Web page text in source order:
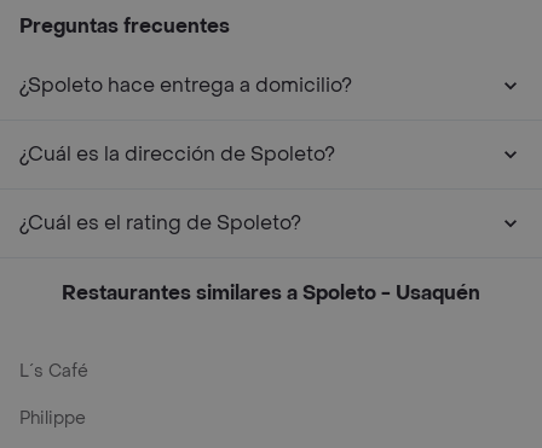
Preguntas frecuentes
¿Spoleto hace entrega a domicilio?
¿Cuál es la dirección de Spoleto?
¿Cuál es el rating de Spoleto?
Restaurantes similares a Spoleto - Usaquén
L´s Café
Philippe